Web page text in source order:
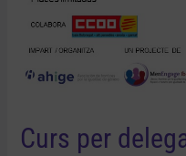
Curs per